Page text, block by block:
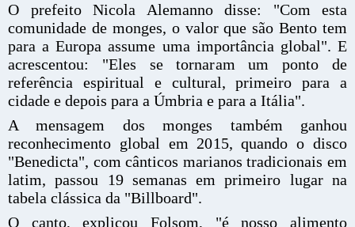
O prefeito Nicola Alemanno disse: "Com esta
comunidade de monges, o valor que são Bento tem
para a Europa assume uma importância global". E
acrescentou: "Eles se tornaram um ponto de
referência espiritual e cultural, primeiro para a
cidade e depois para a Úmbria e para a Itália".
A mensagem dos monges também ganhou
reconhecimento global em 2015, quando o disco
"Benedicta", com cânticos marianos tradicionais em
latim, passou 19 semanas em primeiro lugar na
tabela clássica da "Billboard".
O canto, explicou Folsom, "é nosso alimento